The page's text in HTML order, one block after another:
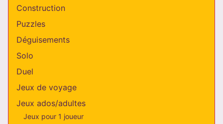
Construction
Puzzles
Déguisements
Solo
Duel
Jeux de voyage
Jeux ados/adultes
Jeux pour 1 joueur